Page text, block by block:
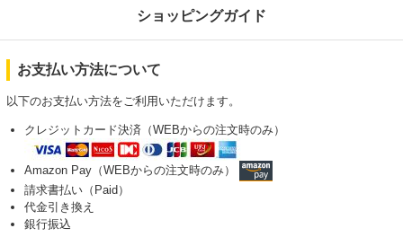
ショッピングガイド
お支払い方法について
以下のお支払い方法をご利用いただけます。
クレジットカード決済（WEBからの注文時のみ）
Amazon Pay（WEBからの注文時のみ）
請求書払い（Paid）
代金引き換え
銀行振込